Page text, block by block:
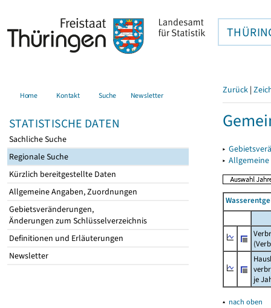
Home Kontakt Suche Newsletter
STATISTISCHE DATEN
Sachliche Suche
Regionale Suche
Kürzlich bereitgestellte Daten
Allgemeine Angaben, Zuordnungen
Gebietsveränderungen,
Änderungen zum Schlüsselverzeichnis
Definitionen und Erläuterungen
Newsletter
Zurück |
▸
▸
je
▴ nach oben